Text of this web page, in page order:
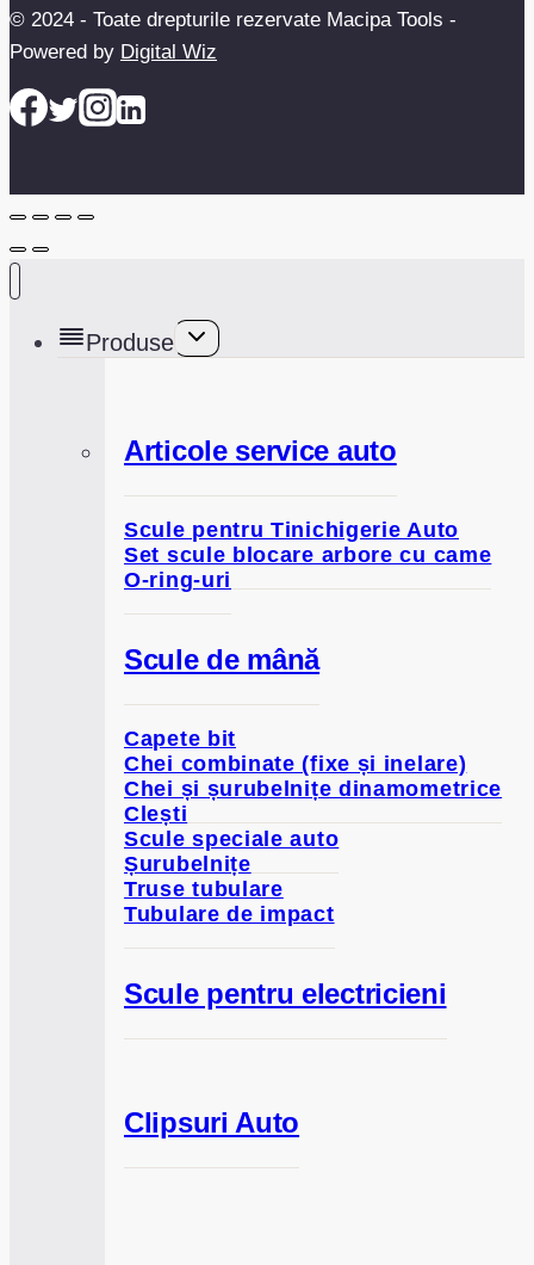
© 2024 - Toate drepturile rezervate Macipa Tools -
Powered by Digital Wiz
Produse
Toggle
Articole service auto
Scule pentru Tinichigerie Auto
Set scule blocare arbore cu came
O-ring-uri
Scule de mână
Capete bit
Chei combinate (fixe și inelare)
Chei și șurubelnițe dinamometrice
Clești
Scule speciale auto
Șurubelnițe
Truse tubulare
Tubulare de impact
Scule pentru electricieni
Clipsuri Auto